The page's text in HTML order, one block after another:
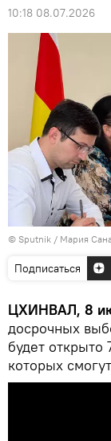
10:18 08.07.2026
© Sputnik / Мария
Подписаться
ЦХИНВАЛ, 8
досрочных
будет открыто
которых